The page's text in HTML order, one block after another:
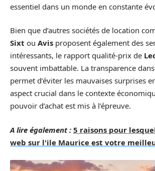
essentiel dans un monde en constante
Bien que d’autres sociétés de location
Sixt ou Avis proposent également des
intéressants, le rapport qualité-prix de
souvent imbattable. La transparence
permet d’éviter les mauvaises surprises
aspect crucial dans le contexte
pouvoir d’achat est mis à l’épreuve.
A lire également : 5 raisons pour
web sur l'ile Maurice est votre